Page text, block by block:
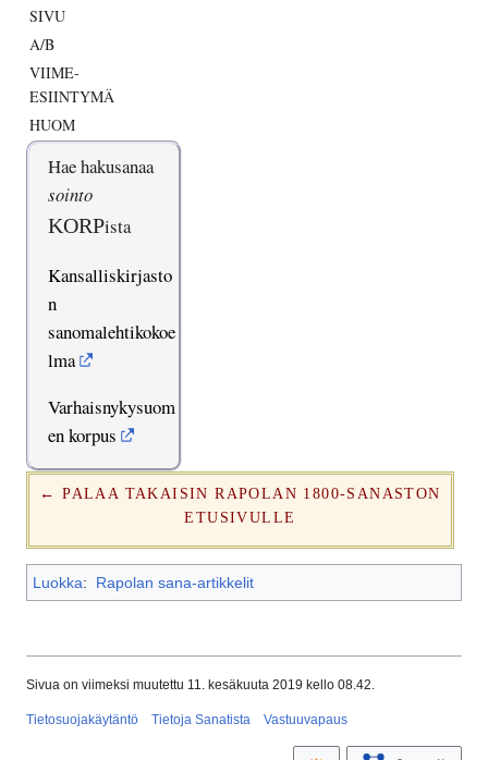
SIVU
A/B
VIIME-
ESIINTYMÄ
HUOM
Hae hakusanaa
sointo
KORPista
Kansalliskirjasto
n
sanomalehtikokoe
lma
Varhaisnykysuom
en korpus
← PALAA TAKAISIN RAPOLAN 1800-SANASTON
ETUSIVULLE
Luokka: Rapolan sana-artikkelit
Sivua on viimeksi muutettu 11. kesäkuuta 2019 kello 08.42.
Tietosuojakäytäntö Tietoja Sanatista Vastuuvapaus